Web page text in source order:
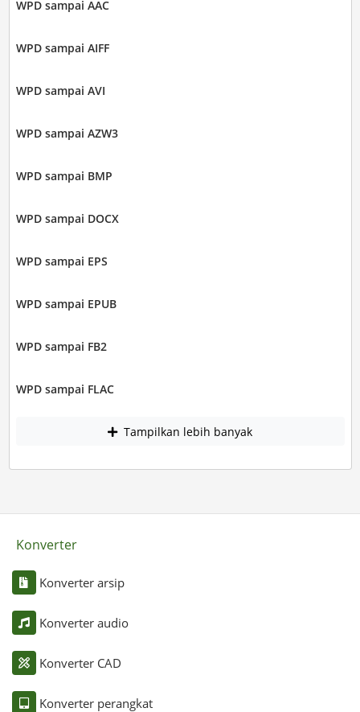
WPD sampai AAC
WPD sampai AIFF
WPD sampai AVI
WPD sampai AZW3
WPD sampai BMP
WPD sampai DOCX
WPD sampai EPS
WPD sampai EPUB
WPD sampai FB2
WPD sampai FLAC
Tampilkan lebih banyak
Konverter
Konverter arsip
Konverter audio
Konverter CAD
Konverter perangkat